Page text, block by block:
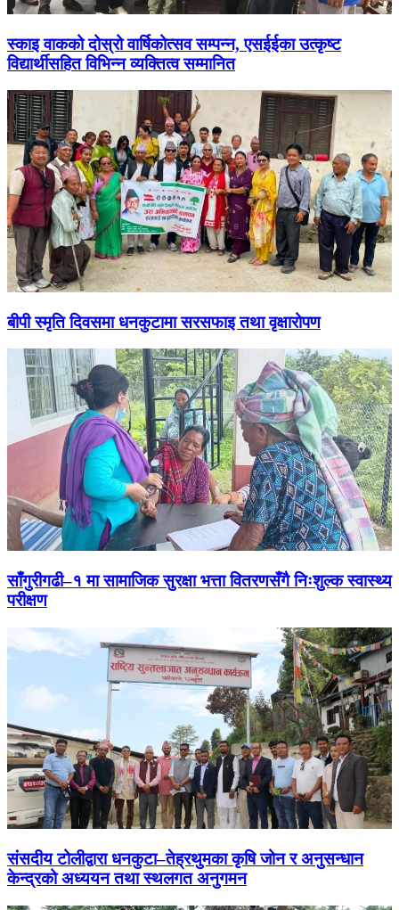
स्काइ वाकको दोस्रो वार्षिकोत्सव सम्पन्न, एसईईका उत्कृष्ट
विद्यार्थीसहित विभिन्न व्यक्तित्व सम्मानित
बीपी स्मृति दिवसमा धनकुटामा सरसफाइ तथा वृक्षारोपण
साँगुरीगढी–१ मा सामाजिक सुरक्षा भत्ता वितरणसँगै निःशुल्क स्वास्थ्य
परीक्षण
संसदीय टोलीद्वारा धनकुटा–तेह्रथुमका कृषि जोन र अनुसन्धान
केन्द्रको अध्ययन तथा स्थलगत अनुगमन